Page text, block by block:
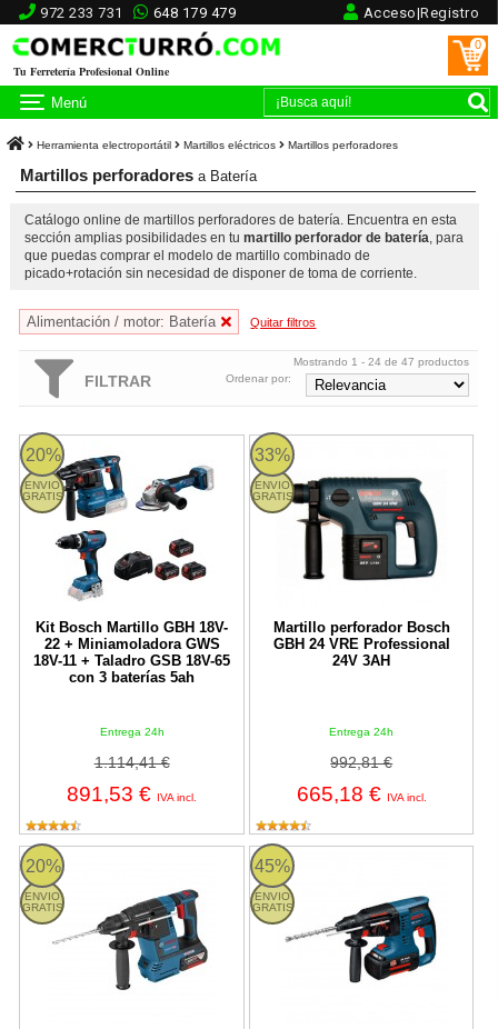
972 233 731 648 179 479 Acceso|Registro
Tu Ferretería Profesional Online
0
Menú
Herramienta electroportátil Martillos eléctricos Martillos perforadores
Martillos perforadores a Batería
Catálogo online de martillos perforadores de batería. Encuentra en esta
sección amplias posibilidades en tu martillo perforador de batería, para
que puedas comprar el modelo de martillo combinado de
picado+rotación sin necesidad de disponer de toma de corriente.
Alimentación / motor: Batería Quitar filtros
FILTRAR
Mostrando 1 - 24 de 47 productos
Ordenar por:
20%
ENVIO
GRATIS
Kit Bosch Martillo GBH 18V-
22 + Miniamoladora GWS
18V-11 + Taladro GSB 18V-65
con 3 baterías 5ah
Entrega 24h
1.114,41 €
891,53 € IVA incl.
Kit Bosch Martillo GBH 18V-22 + Miniamoladora GWS 18V-11 +
33%
ENVIO
GRATIS
Martillo perforador Bosch
GBH 24 VRE Professional
24V 3AH
Entrega 24h
992,81 €
665,18 € IVA incl.
Martillo perforador Bosch GBH
20%
ENVIO
GRATIS
Martillo perforador a batería Bosch GBH 18V-26 Professional en
45%
ENVIO
GRATIS
Martillo perforador Bosch GBH